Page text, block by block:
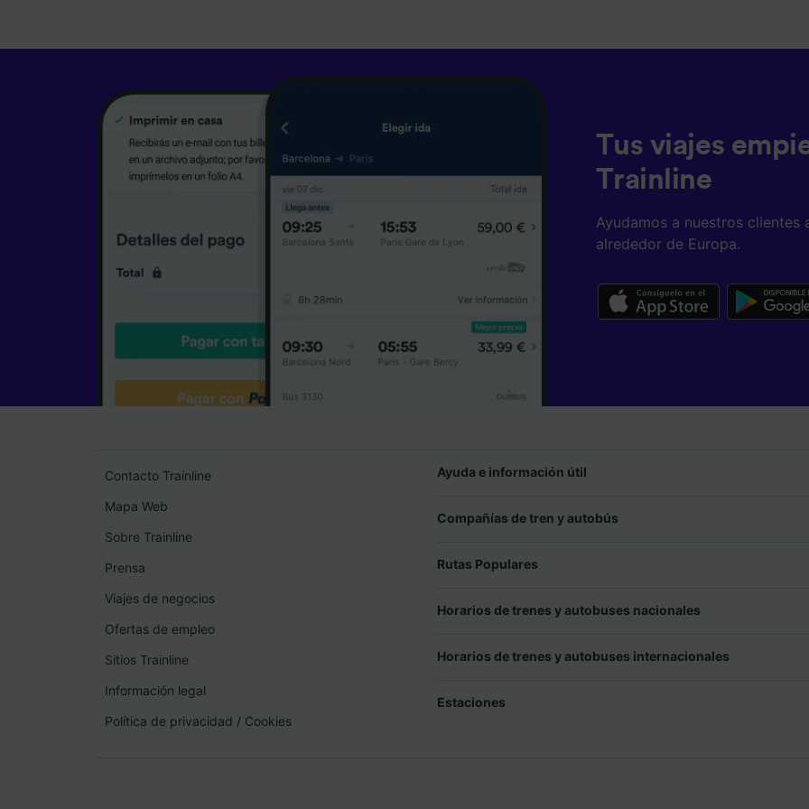
Tus viajes
Trainline
Ayudamos a nuestros clientes
alrededor de Europa.
Contacto Trainline
Mapa Web
Sobre Trainline
Prensa
Viajes de negocios
Ofertas de empleo
Sitios Trainline
Información legal
Política de privacidad / Cookies
Ayuda e información útil
Compañías de tren y autobús
Rutas Populares
Horarios de trenes y autobuses nacionales
Horarios de trenes y autobuses internacionales
Estaciones
personalizados, medición de publicidad y contenido, investigación
Lista de asociados (proveedores)